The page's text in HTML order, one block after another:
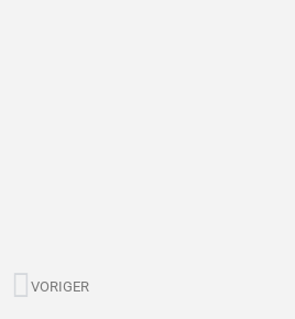
Zurück
VORIGER